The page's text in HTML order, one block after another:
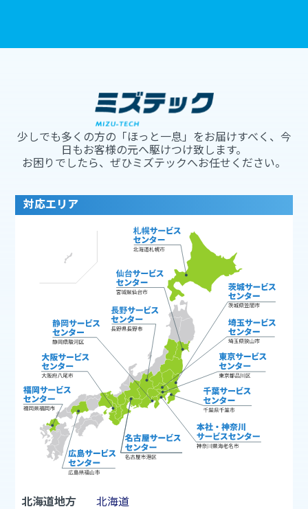
少しでも多くの方の「ほっと一息」をお届けすべく、今
日もお客様の元へ駆けつけ致します。
お困りでしたら、ぜひミズテックへお任せください。
対応エリア
北海道地方
北海道